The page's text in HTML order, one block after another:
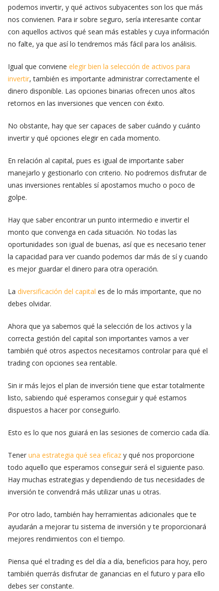
podemos invertir, y qué activos subyacentes son los que más
nos convienen. Para ir sobre seguro, sería interesante contar
con aquellos activos qué sean más estables y cuya información
no falte, ya que así lo tendremos más fácil para los análisis.
Igual que conviene elegir bien la selección de activos para
invertir, también es importante administrar correctamente el
dinero disponible. Las opciones binarias ofrecen unos altos
retornos en las inversiones que vencen con éxito.
No obstante, hay que ser capaces de saber cuándo y cuánto
invertir y qué opciones elegir en cada momento.
En relación al capital, pues es igual de importante saber
manejarlo y gestionarlo con criterio. No podremos disfrutar de
unas inversiones rentables sí apostamos mucho o poco de
golpe.
Hay que saber encontrar un punto intermedio e invertir el
monto que convenga en cada situación. No todas las
oportunidades son igual de buenas, así que es necesario tener
la capacidad para ver cuando podemos dar más de sí y cuando
es mejor guardar el dinero para otra operación.
La diversificación del capital es de lo más importante, que no
debes olvidar.
Ahora que ya sabemos qué la selección de los activos y la
correcta gestión del capital son importantes vamos a ver
también qué otros aspectos necesitamos controlar para qué el
trading con opciones sea rentable.
Sin ir más lejos el plan de inversión tiene que estar totalmente
listo, sabiendo qué esperamos conseguir y qué estamos
dispuestos a hacer por conseguirlo.
Esto es lo que nos guiará en las sesiones de comercio cada día.
Tener una estrategia qué sea eficaz y qué nos proporcione
todo aquello que esperamos conseguir será el siguiente paso.
Hay muchas estrategias y dependiendo de tus necesidades de
inversión te convendrá más utilizar unas u otras.
Por otro lado, también hay herramientas adicionales que te
ayudarán a mejorar tu sistema de inversión y te proporcionará
mejores rendimientos con el tiempo.
Piensa qué el trading es del día a día, beneficios para hoy, pero
también querrás disfrutar de ganancias en el futuro y para ello
debes ser constante.